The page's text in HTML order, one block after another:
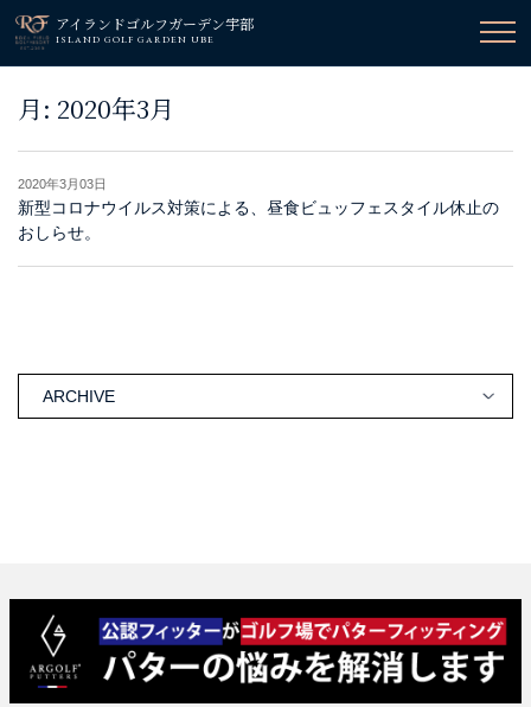
アイランドゴルフガーデン宇部
ISLAND GOLF GARDEN UBE
月: 2020年3月
2020年3月03日
新型コロナウイルス対策による、昼食ビュッフェスタイル休止の
おしらせ。
ARCHIVE